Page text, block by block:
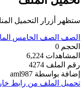
ستظهر أزرار التحميل
الصف الصف الخامس
الحجم 0
المشاهدات 6,224
رقم الملف 4274
إضافة بواسطة aml987
تحميل الملف من رابط